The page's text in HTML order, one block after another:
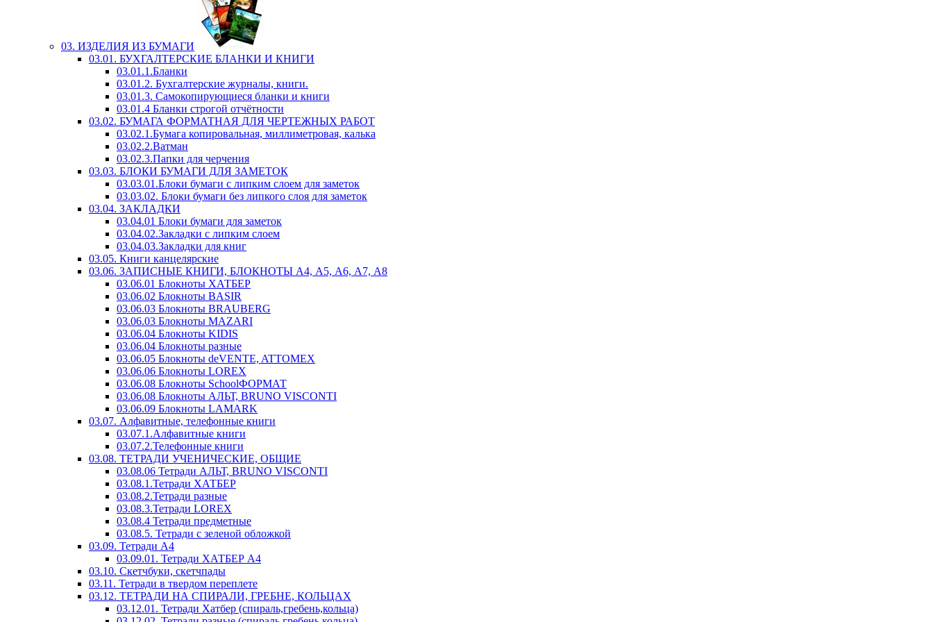
03. ИЗДЕЛИЯ ИЗ БУМАГИ
03.01. БУХГАЛТЕРСКИЕ БЛАНКИ И КНИГИ
03.01.1.Бланки
03.01.2. Бухгалтерские журналы, книги.
03.01.3. Самокопирующиеся бланки и книги
03.01.4 Бланки строгой отчётности
03.02. БУМАГА ФОРМАТНАЯ ДЛЯ ЧЕРТЕЖНЫХ РАБОТ
03.02.1.Бумага копировальная, миллиметровая, калька
03.02.2.Ватман
03.02.3.Папки для черчения
03.03. БЛОКИ БУМАГИ ДЛЯ ЗАМЕТОК
03.03.01.Блоки бумаги с липким слоем для заметок
03.03.02. Блоки бумаги без липкого слоя для заметок
03.04. ЗАКЛАДКИ
03.04.01 Блоки бумаги для заметок
03.04.02.Закладки с липким слоем
03.04.03.Закладки для книг
03.05. Книги канцелярские
03.06. ЗАПИСНЫЕ КНИГИ, БЛОКНОТЫ А4, А5, А6, А7, А8
03.06.01 Блокноты ХАТБЕР
03.06.02 Блокноты BASIR
03.06.03 Блокноты BRAUBERG
03.06.03 Блокноты MAZARI
03.06.04 Блокноты KIDIS
03.06.04 Блокноты разные
03.06.05 Блокноты deVENTE, ATTOMEX
03.06.06 Блокноты LOREX
03.06.08 Блокноты SchoolФОРМАТ
03.06.08 Блокноты АЛЬТ, BRUNO VISCONTI
03.06.09 Блокноты LAMARK
03.07. Алфавитные, телефонные книги
03.07.1.Алфавитные книги
03.07.2.Телефонные книги
03.08. ТЕТРАДИ УЧЕНИЧЕСКИЕ, ОБЩИЕ
03.08.06 Тетради АЛЬТ, BRUNO VISCONTI
03.08.1.Тетради ХАТБЕР
03.08.2.Тетради разные
03.08.3.Тетради LOREX
03.08.4 Тетради предметные
03.08.5. Тетради с зеленой обложкой
03.09. Тетради А4
03.09.01. Тетради ХАТБЕР А4
03.10. Скетчбуки, скетчпады
03.11. Тетради в твердом переплете
03.12. ТЕТРАДИ НА СПИРАЛИ, ГРЕБНЕ, КОЛЬЦАХ
03.12.01. Тетради Хатбер (спираль,гребень,кольца)